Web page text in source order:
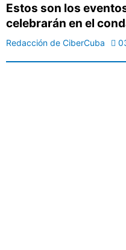
Estos son los
celebrarán en el
Redacción de CiberCuba